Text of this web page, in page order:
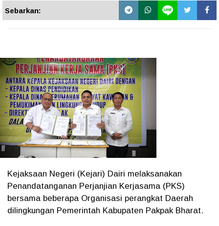
Sebarkan:
Kejaksaan Negeri (Kejari) Dairi melaksanakan
Penandatanganan Perjanjian Kerjasama (PKS)
bersama beberapa Organisasi perangkat Daerah
dilingkungan Pemerintah Kabupaten Pakpak Bharat.